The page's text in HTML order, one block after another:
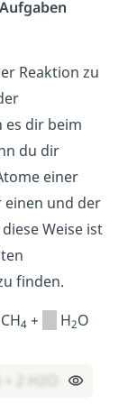
Reaktion zu
es dir beim
du dir
einer
einen und der
diese Weise ist
finden.
CH4 + H2O
2 H2O